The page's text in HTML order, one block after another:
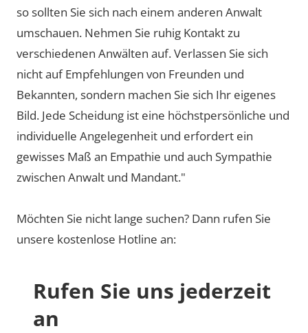
so sollten Sie sich nach einem anderen Anwalt
umschauen. Nehmen Sie ruhig Kontakt zu
verschiedenen Anwälten auf. Verlassen Sie sich
nicht auf Empfehlungen von Freunden und
Bekannten, sondern machen Sie sich Ihr eigenes
Bild. Jede Scheidung ist eine höchstpersönliche und
individuelle Angelegenheit und erfordert ein
gewisses Maß an Empathie und auch Sympathie
zwischen Anwalt und Mandant."
Möchten Sie nicht lange suchen? Dann rufen Sie
unsere kostenlose Hotline an:
Rufen Sie uns jederzeit
an